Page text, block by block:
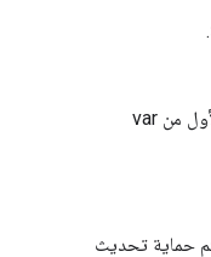
المؤشرات: متجه للمؤشرات في البعد الأول من var
حماية تحديث